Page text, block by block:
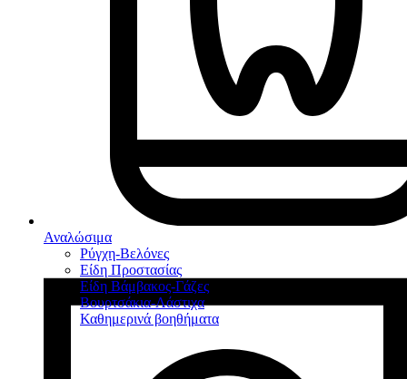
Αναλώσιμα
Ρύγχη-Βελόνες
Είδη Προστασίας
Είδη Βάμβακος-Γάζες
Βουρτσάκια-Λάστιχα
Καθημερινά βοηθήματα